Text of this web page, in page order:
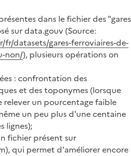
dans le fichier des "gares
sur data.gouv (Source:
datasets/gares-ferroviaires-de-
non/), plusieurs opérations on
: confrontation des
et des toponymes (lorsque
relever un pourcentage faible
un peu plus d'une centaine
lignes);
fichier présent sur
qui permet d'améliorer encore